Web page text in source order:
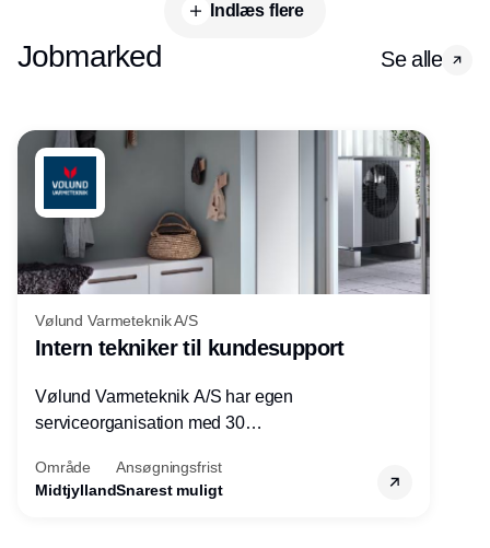
Indlæs flere
Jobmarked Se alle
Vølund Varmeteknik A/S
Intern tekniker til kundesupport
Vølund Varmeteknik A/S har egen
serviceorganisation med 30
søger nu endnu en teknisk kollega - denne
gang til kundesupport på kontoret i Herning.
Område
Midtjylland
Ansøgningsfrist
Snarest muligt